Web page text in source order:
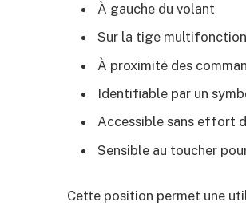
À gauche du volant
Sur la tige
À proximité des
Identifiable par un
Accessible sans effort
Sensible au toucher
Cette position permet une